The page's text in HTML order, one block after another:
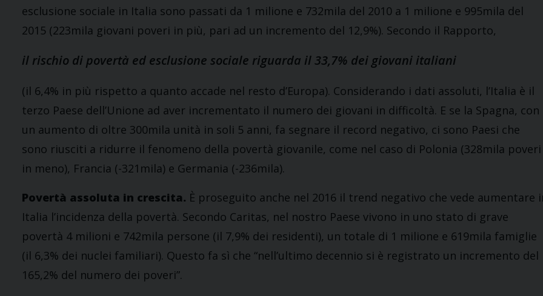
esclusione sociale in Italia sono passati da 1 milione e 732mila del 2010 a 1 milione e 995mila del
2015 (223mila giovani poveri in più, pari ad un incremento del 12,9%). Secondo il Rapporto,
il rischio di povertà ed esclusione sociale riguarda il 33,7% dei giovani italiani
(il 6,4% in più rispetto a quanto accade nel resto d’Europa). Considerando i dati assoluti, l’Italia è il
terzo Paese dell’Unione ad aver incrementato il numero dei giovani in difficoltà. E se la Spagna, con
un aumento di oltre 300mila unità in soli 5 anni, fa segnare il record negativo, ci sono Paesi che
sono riusciti a ridurre il fenomeno della povertà giovanile, come nel caso di Polonia (328mila poveri
in meno), Francia (-321mila) e Germania (-236mila).
Povertà assoluta in crescita. È proseguito anche nel 2016 il trend negativo che vede aumentare
Italia l’incidenza della povertà. Secondo Caritas, nel nostro Paese vivono in uno stato di grave
povertà 4 milioni e 742mila persone (il 7,9% dei residenti), un totale di 1 milione e 619mila famiglie
(il 6,3% dei nuclei familiari). Questo fa sì che “nell’ultimo decennio si è registrato un incremento del
165,2% del numero dei poveri”.